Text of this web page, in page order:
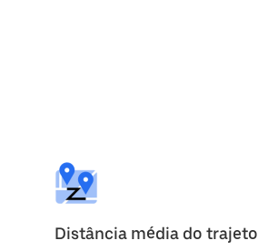
Distância média do trajeto